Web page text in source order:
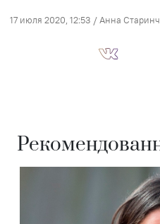
17 июля 2020, 12:53 / Анна